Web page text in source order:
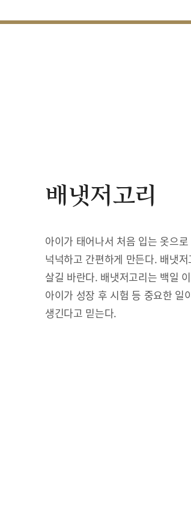
배냇저고리
아이가 태어나서 처음 입는 옷으
넉넉하고 간편하게 만든다. 배냇
살길 바란다. 배냇저고리는 백일
아이가 성장 후 시험 등 중요한 일
생긴다고 믿는다.